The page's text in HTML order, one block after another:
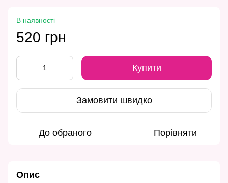
В наявності
520 грн
Купити
Замовити швидко
До обраного Порівняти
Опис